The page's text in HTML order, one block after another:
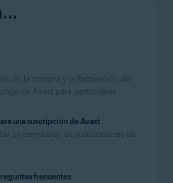
de la compra y la facturación de
de Avast para particulares.
una suscripción de Avast
un reembolso de suscripciones de
frecuentes